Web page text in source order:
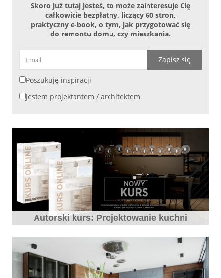
Skoro już tutaj jesteś, to może zainteresuje Cię
całkowicie bezpłatny, liczący 60 stron,
praktyczny e-book, o tym, jak przygotować się
do remontu domu, czy mieszkania.
Zapisz się
Poszukuję inspiracji
Jestem projektantem / architektem
Autorski kurs: Projektowanie kuchni